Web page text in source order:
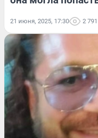
21 июня, 2025, 17:30 2 791